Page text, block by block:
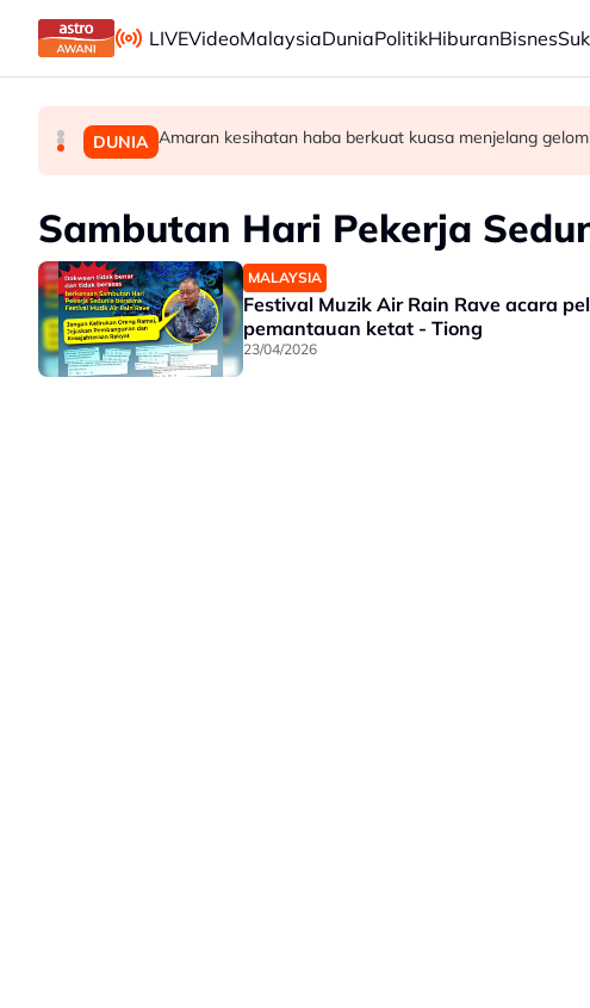
Skip to main content
LIVEVideoMalaysiaDuniaPolitikHiburanBisnes
MALAYSIA Enam individu direman seminggu bantu siasatan
POLITIK PH Pulau Pinang kekalkan exco BN dalam pentadbiran
DUNIA Amaran kesihatan haba berkuat kuasa menjelang
Sambutan Hari Pekerja
MALAYSIA
Festival Muzik Air Rain Rave acara
pemantauan ketat - Tiong
23/04/2026